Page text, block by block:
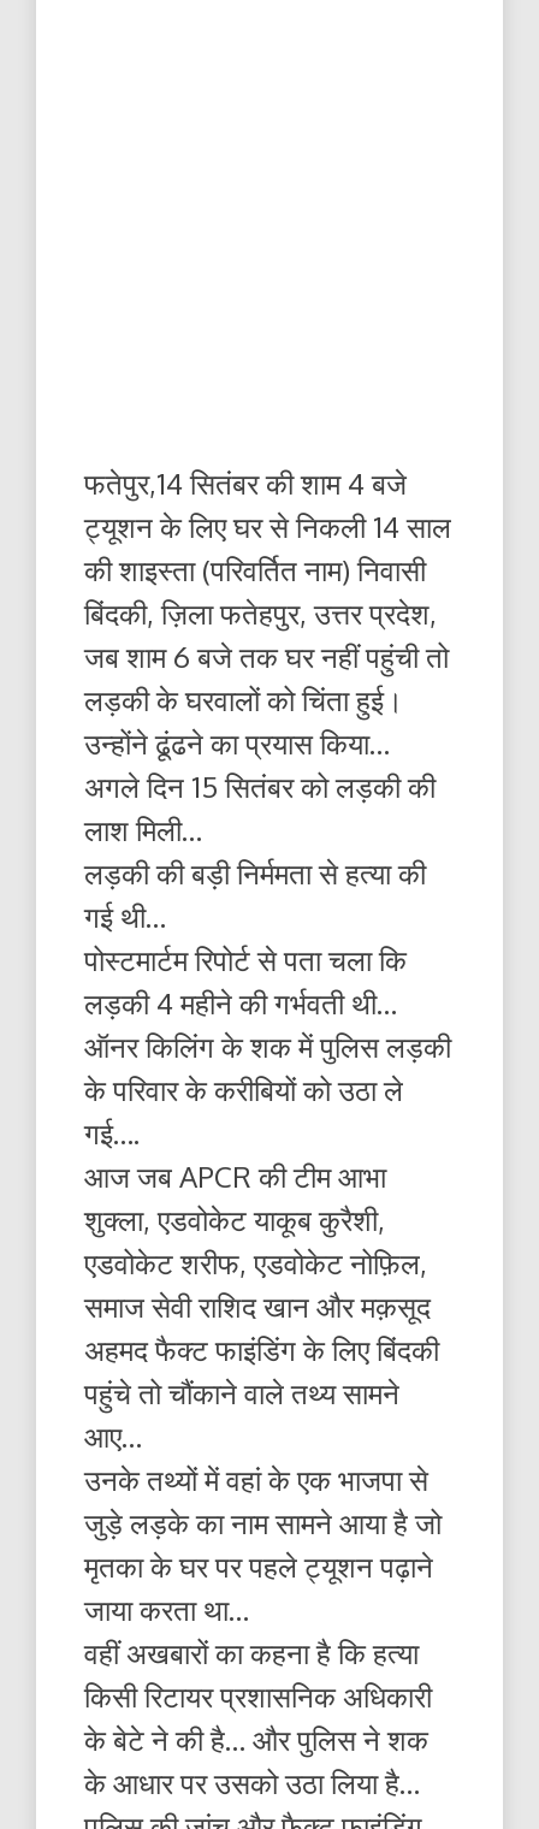
फतेपुर,14 सितंबर की शाम 4 बजे
ट्यूशन के लिए घर से निकली 14 साल
की शाइस्ता (परिवर्तित नाम) निवासी
बिंदकी, ज़िला फतेहपुर, उत्तर प्रदेश,
जब शाम 6 बजे तक घर नहीं पहुंची तो
लड़की के घरवालों को चिंता हुई।
उन्होंने ढूंढने का प्रयास किया…
अगले दिन 15 सितंबर को लड़की की
लाश मिली…
लड़की की बड़ी निर्ममता से हत्या की
गई थी…
पोस्टमार्टम रिपोर्ट से पता चला कि
लड़की 4 महीने की गर्भवती थी…
ऑनर किलिंग के शक में पुलिस लड़की
के परिवार के करीबियों को उठा ले
गई….
आज जब APCR की टीम आभा
शुक्ला, एडवोकेट याकूब कुरैशी,
एडवोकेट शरीफ, एडवोकेट नोफ़िल,
समाज सेवी राशिद खान और मक़सूद
अहमद फैक्ट फाइंडिंग के लिए बिंदकी
पहुंचे तो चौंकाने वाले तथ्य सामने
आए…
उनके तथ्यों में वहां के एक भाजपा से
जुड़े लड़के का नाम सामने आया है जो
मृतका के घर पर पहले ट्यूशन पढ़ाने
जाया करता था…
वहीं अखबारों का कहना है कि हत्या
किसी रिटायर प्रशासनिक अधिकारी
के बेटे ने की है… और पुलिस ने शक
के आधार पर उसको उठा लिया है…